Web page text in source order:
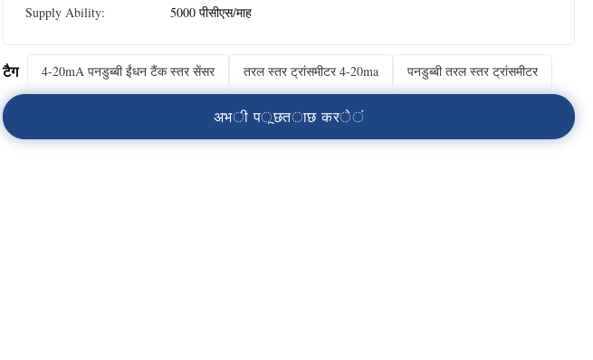
Supply Ability: 5000 पीसीएस/माह
टैग 4-20mA पनडुब्बी ईंधन टैंक स्तर सेंसर तरल स्तर ट्रांसमीटर 4-20ma पनडुब्बी तरल स्तर ट्रांसमीटर
अभी पूछताछ करें